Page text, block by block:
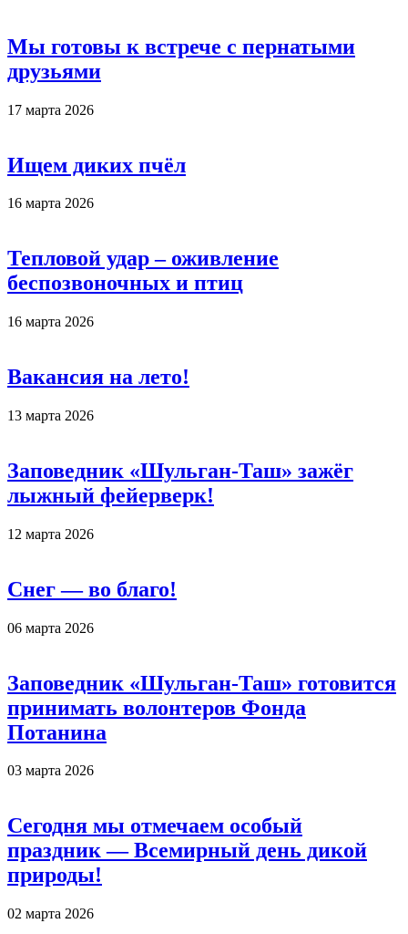
Мы готовы к встрече с пернатыми
друзьями
17 марта 2026
Ищем диких пчёл
16 марта 2026
Тепловой удар – оживление
беспозвоночных и птиц
16 марта 2026
Вакансия на лето!
13 марта 2026
Заповедник «Шульган-Таш» зажёг
лыжный фейерверк!
12 марта 2026
Снег — во благо!
06 марта 2026
Заповедник «Шульган-Таш» готовится
принимать волонтеров Фонда
Потанина
03 марта 2026
Сегодня мы отмечаем особый
праздник — Всемирный день дикой
природы!
02 марта 2026